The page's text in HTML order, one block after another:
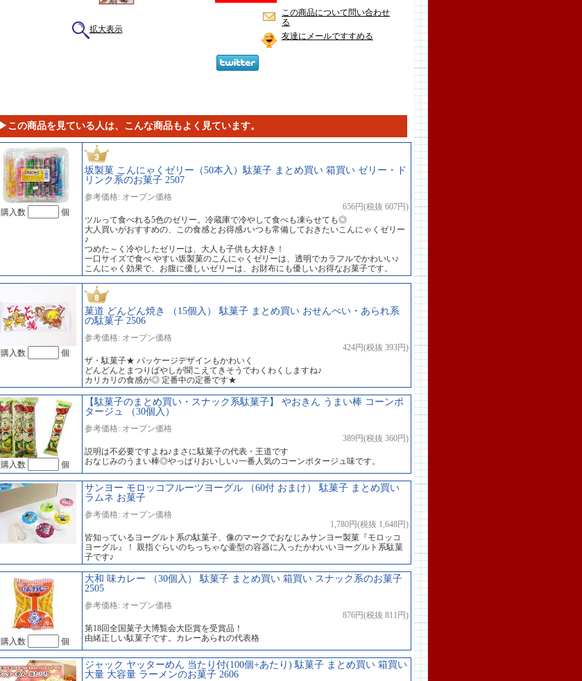
拡大表示
この商品について問い合わせ
る
友達にメールですすめる
▶この商品を見ている人は、こんな商品もよく見ています。
購入数 個
坂製菓 こんにゃくゼリー（50本入）駄菓子 まとめ買い 箱買い ゼリー・ド
リンク系のお菓子 2507
参考価格: オープン価格
656円(税抜 607円)
ツルって食べれる5色のゼリー。冷蔵庫で冷やして食べも凍らせても◎
大人買いがおすすめの、この食感とお得感♪いつも常備しておきたいこんにゃくゼリー
♪
つめた～く冷やしたゼリーは、大人も子供も大好き！
一口サイズで食べ やすい坂製菓のこんにゃくゼリーは、透明でカラフルでかわいい♪
こんにゃく効果で、お腹に優しいゼリーは、お財布にも優しいお得なお菓子です。
購入数 個
菓道 どんどん焼き （15個入） 駄菓子 まとめ買い おせんべい・あられ系
の駄菓子 2506
参考価格: オープン価格
424円(税抜 393円)
ザ・駄菓子★ パッケージデザインもかわいく
どんどんとまつりばやしが聞こえてきそうでわくわくしますね♪
カリカリの食感が◎ 定番中の定番です★
購入数 個
【駄菓子のまとめ買い・スナック系駄菓子】 やおきん うまい棒 コーンポ
タージュ （30個入）
参考価格: オープン価格
389円(税抜 360円)
説明は不必要ですよね♪まさに駄菓子の代表・王道です
おなじみのうまい棒◎やっぱりおいしい♪一番人気のコーンポタージュ味です。
サンヨー モロッコフルーツヨーグル （60付 おまけ） 駄菓子 まとめ買い
ラムネ お菓子
参考価格: オープン価格
1,780円(税抜 1,648円)
皆知っているヨーグルト系の駄菓子、像のマークでおなじみサンヨー製菓『モロッコ
ヨーグル』！ 親指ぐらいのちっちゃな壷型の容器に入ったかわいいヨーグルト系駄菓
子です♪
購入数 個
大和 味カレー （30個入） 駄菓子 まとめ買い 箱買い スナック系のお菓子
2505
参考価格: オープン価格
876円(税抜 811円)
第18回全国菓子大博覧会大臣賞を受賞品！
由緒正しい駄菓子です。カレーあられの代表格
ジャック ヤッターめん 当たり付(100個+あたり) 駄菓子 まとめ買い 箱買い
大量 大容量 ラーメンのお菓子 2606